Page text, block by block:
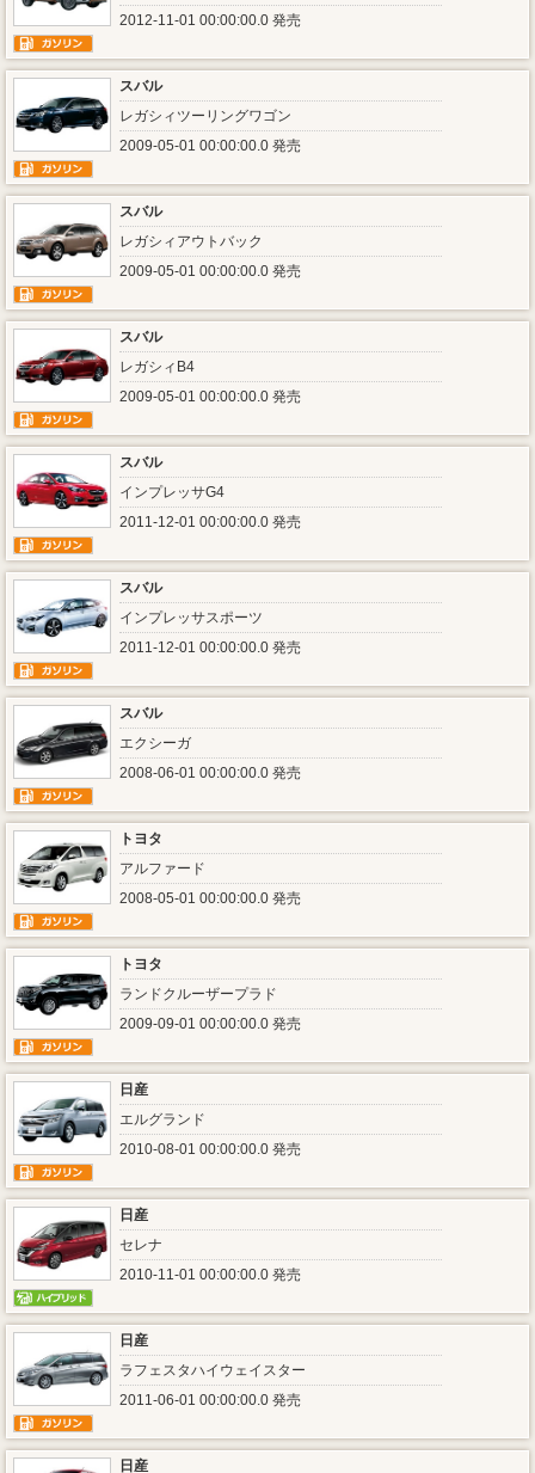
2012-11-01 00:00:00.0 発売
スバル
レガシィツーリングワゴン
2009-05-01 00:00:00.0 発売
スバル
レガシィアウトバック
2009-05-01 00:00:00.0 発売
スバル
レガシィB4
2009-05-01 00:00:00.0 発売
スバル
インプレッサG4
2011-12-01 00:00:00.0 発売
スバル
インプレッサスポーツ
2011-12-01 00:00:00.0 発売
スバル
エクシーガ
2008-06-01 00:00:00.0 発売
トヨタ
アルファード
2008-05-01 00:00:00.0 発売
トヨタ
ランドクルーザープラド
2009-09-01 00:00:00.0 発売
日産
エルグランド
2010-08-01 00:00:00.0 発売
日産
セレナ
2010-11-01 00:00:00.0 発売
日産
ラフェスタハイウェイスター
2011-06-01 00:00:00.0 発売
日産